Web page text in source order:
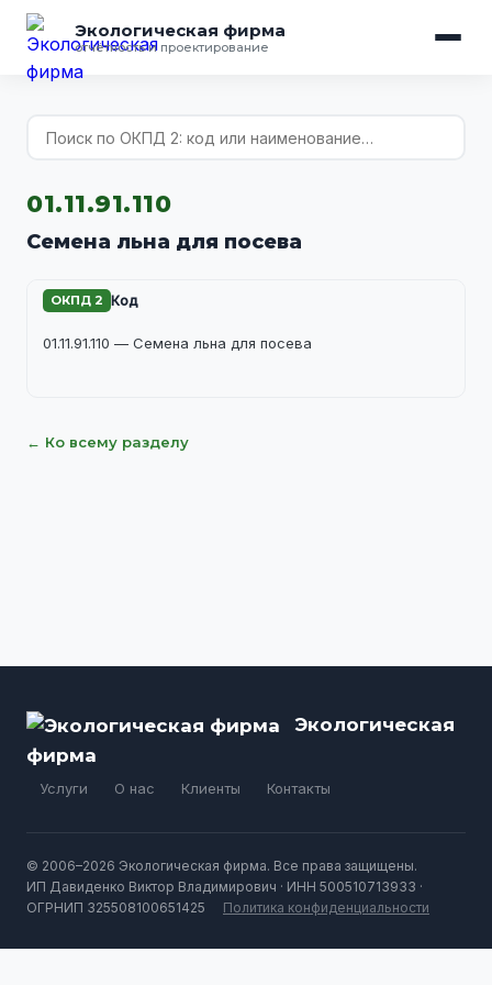
Экологическая фирма
отчётность и проектирование
01.11.91.110
Семена льна для посева
ОКПД 2 Код
01.11.91.110 — Семена льна для посева
← Ко всему разделу
Экологическая
фирма
Услуги О нас Клиенты Контакты
© 2006–2026 Экологическая фирма. Все права защищены.
ИП Давиденко Виктор Владимирович · ИНН 500510713933 ·
ОГРНИП 325508100651425
Политика конфиденциальности